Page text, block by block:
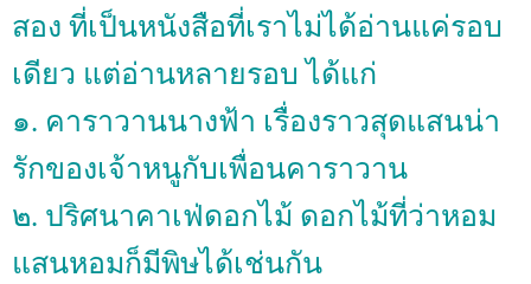
สอง ที่เป็นหนังสือที่เราไม่ได้อ่านแค่รอบ
เดียว แต่อ่านหลายรอบ ได้แก่
๑. คาราวานนางฟ้า เรื่องราวสุดแสนน่า
รักของเจ้าหนูกับเพื่อนคาราวาน
๒. ปริศนาคาเฟ่ดอกไม้ ดอกไม้ที่ว่าหอม
แสนหอมก็มีพิษได้เช่นกัน